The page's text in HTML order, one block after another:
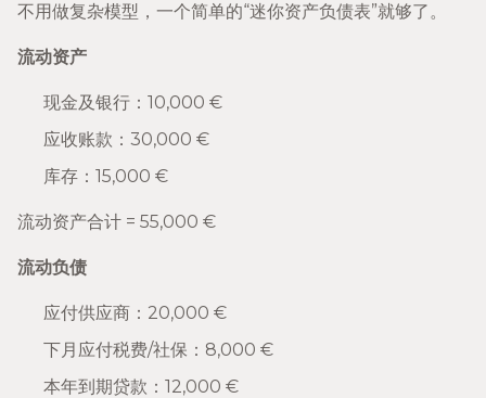
不用做复杂模型，一个简单的“迷你资产负债表”就够了。
流动资产
现金及银行：10,000 €
应收账款：30,000 €
库存：15,000 €
流动资产合计 = 55,000 €
流动负债
应付供应商：20,000 €
下月应付税费/社保：8,000 €
本年到期贷款：12,000 €